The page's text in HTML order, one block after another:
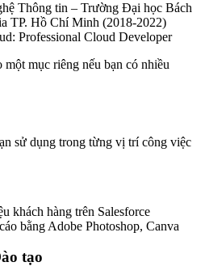
Thông tin – Trường Đại học Bách
TP. Hồ Chí Minh (2018-2022)
Professional Cloud Developer
mục riêng nếu bạn có nhiều
sử dụng trong từng vị trí công việc
khách hàng trên Salesforce
bằng Adobe Photoshop, Canva
tạo